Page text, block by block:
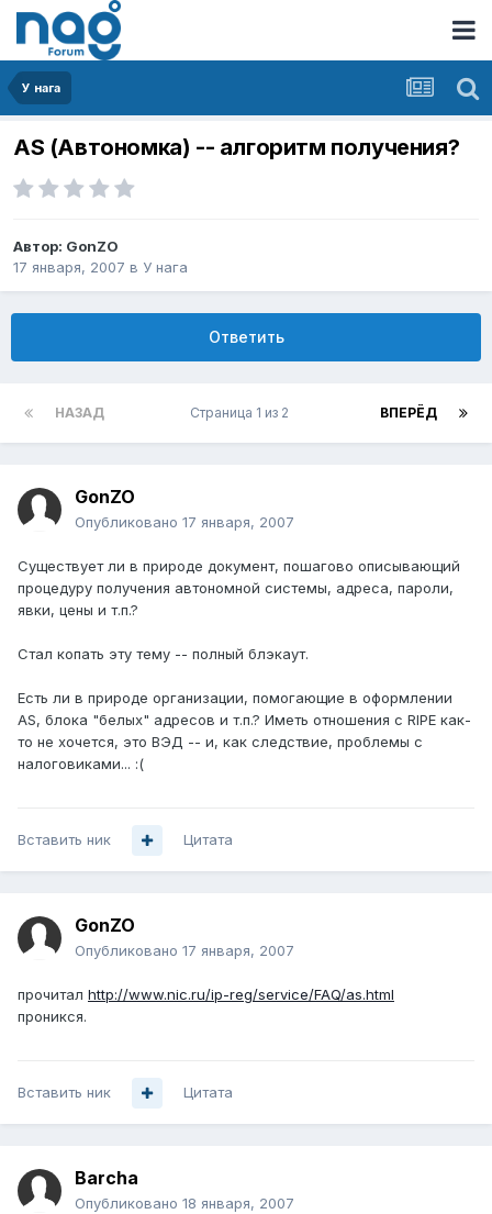
У нага
AS (Автономка) -- алгоритм получения?
Автор: GonZO
17 января, 2007 в У нага
Ответить
НАЗАД ВПЕРЁД
Страница 1 из 2
GonZO
Опубликовано 17 января, 2007
Существует ли в природе документ, пошагово описывающий
процедуру получения автономной системы, адреса, пароли,
явки, цены и т.п.?
Стал копать эту тему -- полный блэкаут.
Есть ли в природе организации, помогающие в оформлении
AS, блока "белых" адресов и т.п.? Иметь отношения с RIPE как-
то не хочется, это ВЭД -- и, как следствие, проблемы с
налоговиками... :(
Вставить ник Цитата
GonZO
Опубликовано 17 января, 2007
прочитал http://www.nic.ru/ip-reg/service/FAQ/as.html
проникся.
Вставить ник Цитата
Barcha
Опубликовано 18 января, 2007